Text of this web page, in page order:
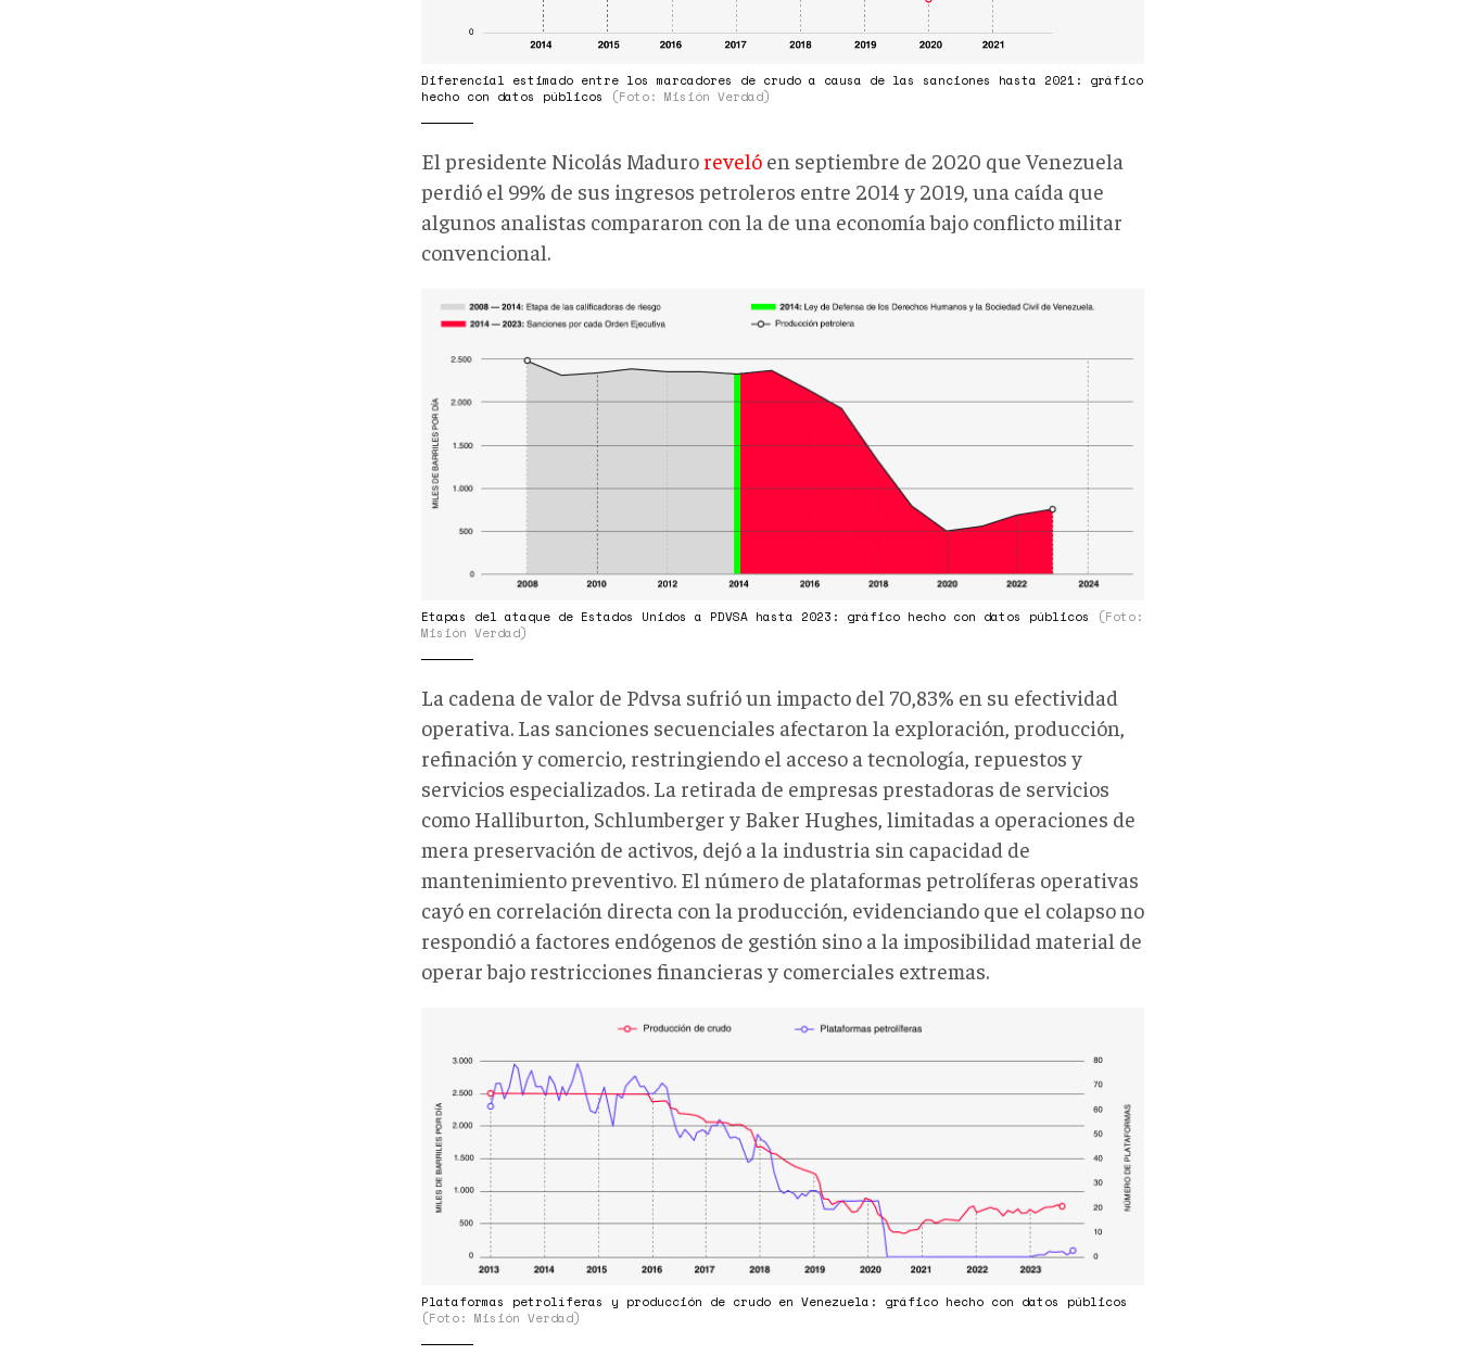
CAUSA
DE
LAS
SANCIONES.png
Diferencial estimado entre los marcadores de crudo a causa de las sanciones hasta 2021: gráfico
hecho con datos públicos
(Foto: Misión Verdad)
El presidente Nicolás Maduro reveló en septiembre de 2020 que Venezuela
perdió el 99% de sus ingresos petroleros entre 2014 y 2019, una caída que
algunos analistas compararon con la de una economía bajo conflicto militar
convencional.
ETAPAS
DEL
ATAQUE
CONTRA
PDVSA.png
Etapas del ataque de Estados Unidos a PDVSA hasta 2023: gráfico hecho con datos públicos
(Foto:
Misión Verdad)
La cadena de valor de Pdvsa sufrió un impacto del 70,83% en su efectividad
operativa. Las sanciones secuenciales afectaron la exploración, producción,
refinación y comercio, restringiendo el acceso a tecnología, repuestos y
servicios especializados. La retirada de empresas prestadoras de servicios
como Halliburton, Schlumberger y Baker Hughes, limitadas a operaciones de
mera preservación de activos, dejó a la industria sin capacidad de
mantenimiento preventivo. El número de plataformas petrolíferas operativas
cayó en correlación directa con la producción, evidenciando que el colapso no
respondió a factores endógenos de gestión sino a la imposibilidad material de
operar bajo restricciones financieras y comerciales extremas.
PLATAFORMAS
PETROLÍFERAS
PRODUCCIÓN
DE
CRUDO
EN
VENEZUELA.png
Plataformas petrolíferas y producción de crudo en Venezuela: gráfico hecho con datos públicos
(Foto: Misión Verdad)